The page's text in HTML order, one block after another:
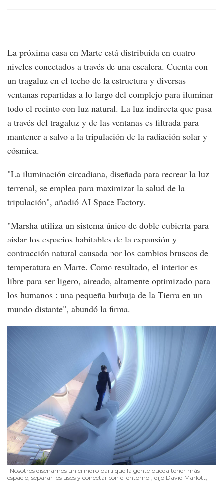
La próxima casa en Marte está distribuida en cuatro
niveles conectados a través de una escalera. Cuenta con
un tragaluz en el techo de la estructura y diversas
ventanas repartidas a lo largo del complejo para iluminar
todo el recinto con luz natural. La luz indirecta que pasa
a través del tragaluz y de las ventanas es filtrada para
mantener a salvo a la tripulación de la radiación solar y
cósmica.
"La iluminación circadiana, diseñada para recrear la luz
terrenal, se emplea para maximizar la salud de la
tripulación", añadió AI Space Factory.
"Marsha utiliza un sistema único de doble cubierta para
aislar los espacios habitables de la expansión y
contracción natural causada por los cambios bruscos de
temperatura en Marte. Como resultado, el interior es
libre para ser ligero, aireado, altamente optimizado para
los humanos : una pequeña burbuja de la Tierra en un
mundo distante", abundó la firma.
"Nosotros diseñamos un cilindro para que la gente pueda tener más
espacio, separar los usos y conectar con el entorno", dijo David Marlott,